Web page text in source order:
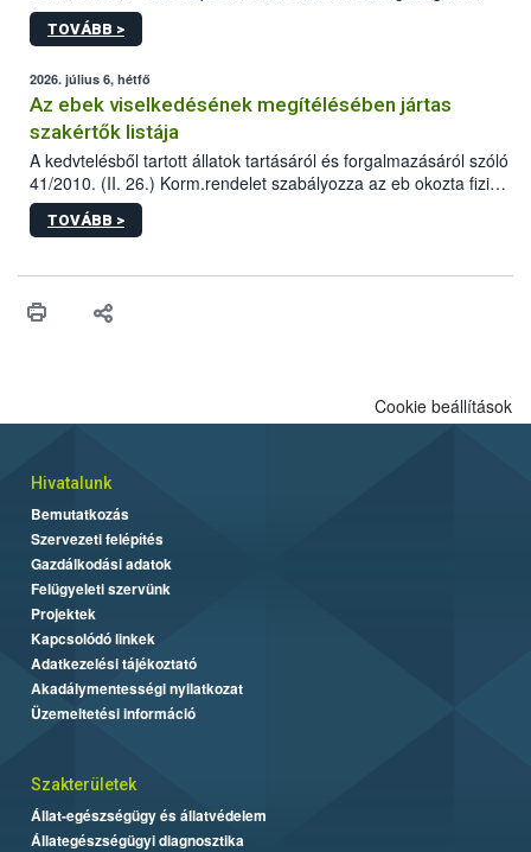
állomás a Kis Rókus utca 15. szám alatti, Czigler Győző által
tervezett új épületébe.
TOVÁBB >
2026. július 6, hétfő
Az ebek viselkedésének megítélésében jártas
szakértők listája
A kedvtelésből tartott állatok tartásáról és forgalmazásáról szóló
41/2010. (II. 26.) Korm.rendelet szabályozza az eb okozta fizikai
sérülés, illetve ennek veszélye keletkezésekor felmerülő
hatósági feladatokat, valamint a veszélyes eb tartását és annak
vonni az ebek viselkedésének megítélésében jártas szakértőt.
TOVÁBB >
Cookie beállítások
Hivatalunk
Bemutatkozás
Szervezeti felépítés
Gazdálkodási adatok
Felügyeleti szervünk
Projektek
Kapcsolódó linkek
Adatkezelési tájékoztató
Akadálymentességi nyilatkozat
Üzemeltetési információ
Szakterületek
Állat-egészségügy és állatvédelem
Állategészségügyi diagnosztika